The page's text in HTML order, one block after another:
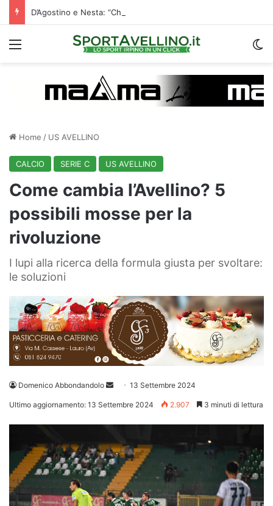
Menu
Home / US AVELLINO
CALCIO SERIE C US AVELLINO
Come cambia l’Avellino? 5
possibili mosse per la
rivoluzione
I lupi alla ricerca della formula giusta per svoltare:
le soluzioni
Domenico Abbondandolo
Invia 13 Settembre 2024
Ultimo aggiornamento: 13 Settembre 2024 2.907 3 minuti di lettura